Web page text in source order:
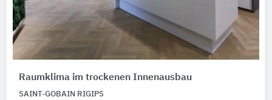
Raumklima im trockenen Innenausbau
SAINT-GOBAIN RIGIPS